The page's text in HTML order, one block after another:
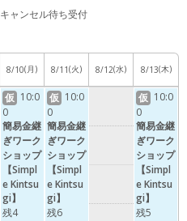
キャンセル待ち受付
8/10(月) 8/11(火) 8/12(水) 8/13(木)
仮 10:0
0
簡易金継
ぎワーク
ショップ
【Simpl
e Kintsu
gi】
残4
仮 10:0
0
簡易金継
ぎワーク
ショップ
【Simpl
e Kintsu
gi】
残6
仮 10:0
0
簡易金継
ぎワーク
ショップ
【Simpl
e Kintsu
gi】
残5